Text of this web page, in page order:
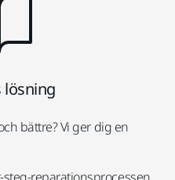
lösning
bättre? Vi ger dig en